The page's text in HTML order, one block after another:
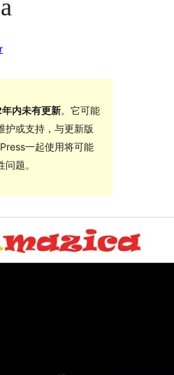
内未有更新。它可能
护或支持，与更新版
一起使用将可能
题。